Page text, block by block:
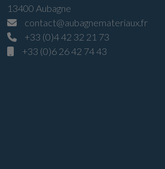
13400 Aubagne
contact@aubagnemateriaux.fr
+33 (0)4 42 32 21 73
+33 (0)6 26 42 74 43